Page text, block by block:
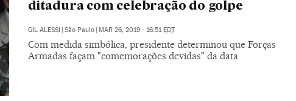
ditadura com celebração do golpe
GIL ALESSI São Paulo MAR 26, 2019 - 16:51 EDT
Com medida simbólica, presidente determinou que Forças
Armadas façam "comemorações devidas" da data